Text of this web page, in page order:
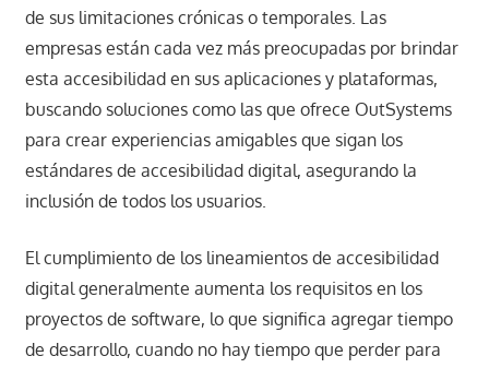
de sus limitaciones crónicas o temporales. Las
empresas están cada vez más preocupadas por brindar
esta accesibilidad en sus aplicaciones y plataformas,
buscando soluciones como las que ofrece OutSystems
para crear experiencias amigables que sigan los
estándares de accesibilidad digital, asegurando la
inclusión de todos los usuarios.
El cumplimiento de los lineamientos de accesibilidad
digital generalmente aumenta los requisitos en los
proyectos de software, lo que significa agregar tiempo
de desarrollo, cuando no hay tiempo que perder para